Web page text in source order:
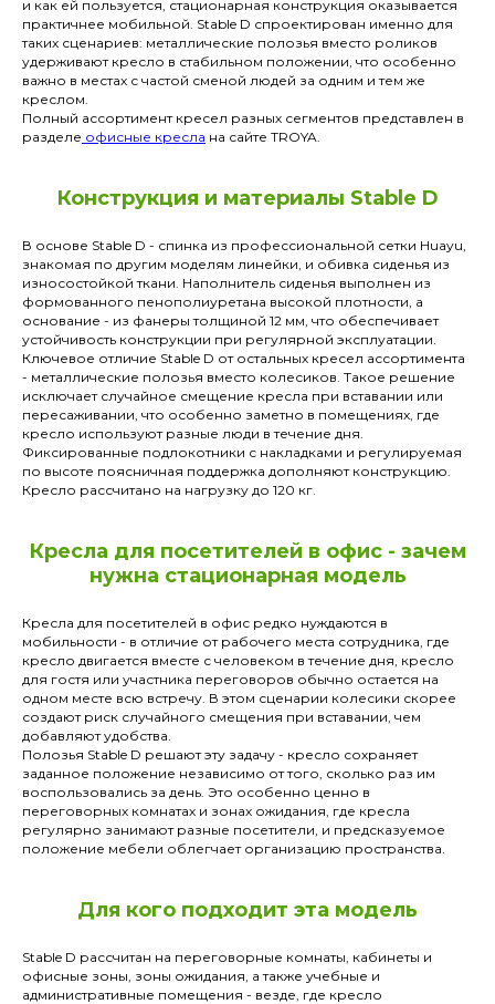
и как ей пользуется, стационарная конструкция оказывается
практичнее мобильной. Stable D спроектирован именно для
таких сценариев: металлические полозья вместо роликов
удерживают кресло в стабильном положении, что особенно
важно в местах с частой сменой людей за одним и тем же
креслом.
Полный ассортимент кресел разных сегментов представлен в
разделе офисные кресла на сайте TROYA.
Конструкция и материалы Stable D
В основе Stable D - спинка из профессиональной сетки Huayu,
знакомая по другим моделям линейки, и обивка сиденья из
износостойкой ткани. Наполнитель сиденья выполнен из
формованного пенополиуретана высокой плотности, а
основание - из фанеры толщиной 12 мм, что обеспечивает
устойчивость конструкции при регулярной эксплуатации.
Ключевое отличие Stable D от остальных кресел ассортимента
- металлические полозья вместо колесиков. Такое решение
исключает случайное смещение кресла при вставании или
пересаживании, что особенно заметно в помещениях, где
кресло используют разные люди в течение дня.
Фиксированные подлокотники с накладками и регулируемая
по высоте поясничная поддержка дополняют конструкцию.
Кресло рассчитано на нагрузку до 120 кг.
Кресла для посетителей в офис - зачем
нужна стационарная модель
Кресла для посетителей в офис редко нуждаются в
мобильности - в отличие от рабочего места сотрудника, где
кресло двигается вместе с человеком в течение дня, кресло
для гостя или участника переговоров обычно остается на
одном месте всю встречу. В этом сценарии колесики скорее
создают риск случайного смещения при вставании, чем
добавляют удобства.
Полозья Stable D решают эту задачу - кресло сохраняет
заданное положение независимо от того, сколько раз им
воспользовались за день. Это особенно ценно в
переговорных комнатах и зонах ожидания, где кресла
регулярно занимают разные посетители, и предсказуемое
положение мебели облегчает организацию пространства.
Для кого подходит эта модель
Stable D рассчитан на переговорные комнаты, кабинеты и
офисные зоны, зоны ожидания, а также учебные и
административные помещения - везде, где кресло